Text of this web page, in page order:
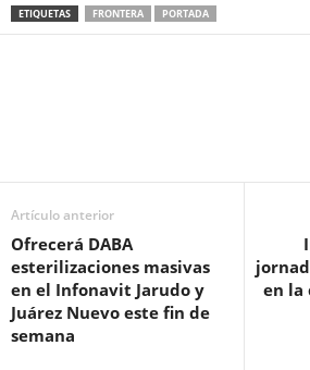
ETIQUETAS FRONTERA PORTADA
Artículo anterior
Ofrecerá DABA
esterilizaciones masivas
en el Infonavit Jarudo y
Juárez Nuevo este fin de
semana
en la